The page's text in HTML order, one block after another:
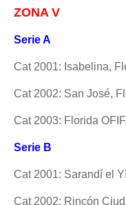
ZONA V
Serie A
Cat 2001: Isabelina,
Cat 2002: San José,
Cat 2003: Florida
Serie B
Cat 2001: Sarandí el
Cat 2002: Rincón